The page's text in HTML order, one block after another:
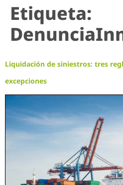
Etiqueta:
Liquidación de siniestros: tres
excepciones